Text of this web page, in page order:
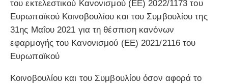
του εκτελεστικού Κανονισμού (ΕΕ) 2022/1173 του
Ευρωπαϊκού Κοινοβουλίου και του Συμβουλίου της
31ης Μαΐου 2021 για τη θέσπιση κανόνων
εφαρμογής του Κανονισμού (ΕΕ) 2021/2116 του
Ευρωπαϊκού
Κοινοβουλίου και του Συμβουλίου όσον αφορά το